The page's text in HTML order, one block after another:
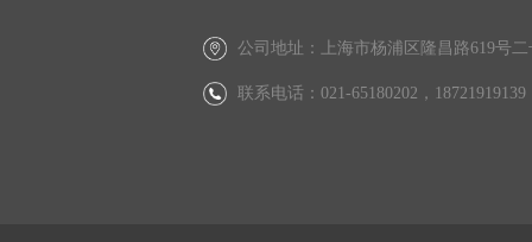
公司地址：上海市杨浦区隆昌路619号
联系电话：021-65180202， 18721919139